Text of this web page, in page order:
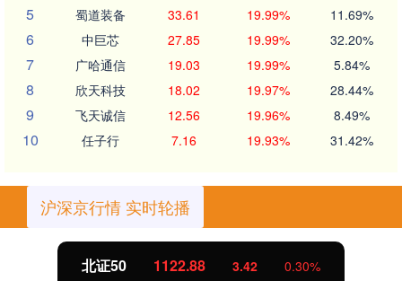
5 蜀道装备 33.61 19.99% 11.69%
6 中巨芯 27.85 19.99% 32.20%
7 广哈通信 19.03 19.99% 5.84%
8 欣天科技 18.02 19.97% 28.44%
9 飞天诚信 12.56 19.96% 8.49%
10 任子行 7.16 19.93% 31.42%
沪深京行情 实时轮播
创业板指 3515.56 -19.58 -0.55%